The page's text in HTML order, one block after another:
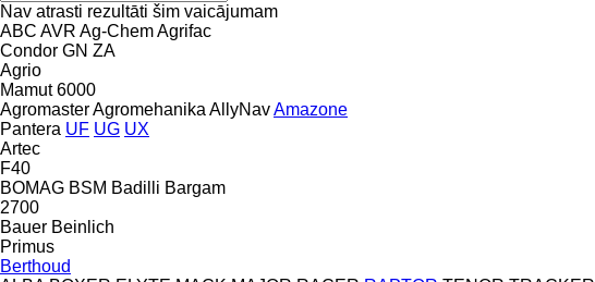
Nav atrasti rezultāti šim vaicājumam
ABC AVR Ag-ChemAgrifac
Condor GN ZA
Agrio
Mamut 6000
AgromasterAgromehanika AllyNavAmazone
Pantera UF UG UX
Artec
F40
BOMAG BSM Badilli Bargam
2700
Bauer Beinlich
Primus
Berthoud